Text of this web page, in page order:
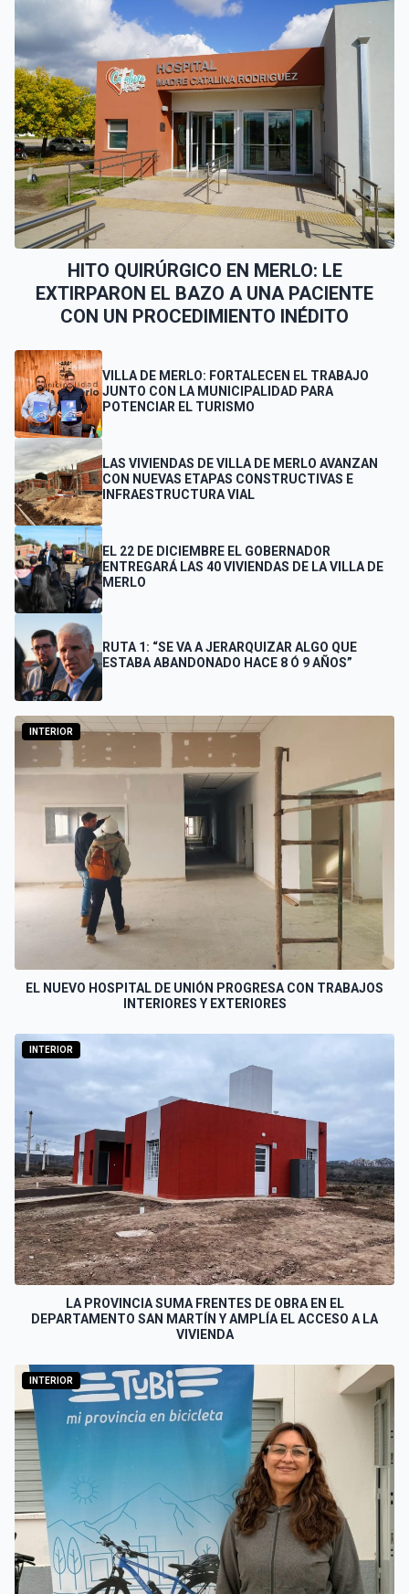
HITO QUIRÚRGICO EN MERLO: LE
EXTIRPARON EL BAZO A UNA PACIENTE
CON UN PROCEDIMIENTO INÉDITO
VILLA DE MERLO: FORTALECEN EL TRABAJO
JUNTO CON LA MUNICIPALIDAD PARA
POTENCIAR EL TURISMO
LAS VIVIENDAS DE VILLA DE MERLO AVANZAN
CON NUEVAS ETAPAS CONSTRUCTIVAS E
INFRAESTRUCTURA VIAL
EL 22 DE DICIEMBRE EL GOBERNADOR
ENTREGARÁ LAS 40 VIVIENDAS DE LA VILLA DE
MERLO
RUTA 1: “SE VA A JERARQUIZAR ALGO QUE
ESTABA ABANDONADO HACE 8 Ó 9 AÑOS”
INTERIOR
EL NUEVO HOSPITAL DE UNIÓN PROGRESA CON TRABAJOS
INTERIORES Y EXTERIORES
INTERIOR
LA PROVINCIA SUMA FRENTES DE OBRA EN EL
DEPARTAMENTO SAN MARTÍN Y AMPLÍA EL ACCESO A LA
VIVIENDA
INTERIOR